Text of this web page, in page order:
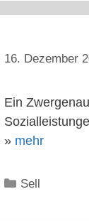
16. Dezember
Ein
» mehr
Kategorien
Sell